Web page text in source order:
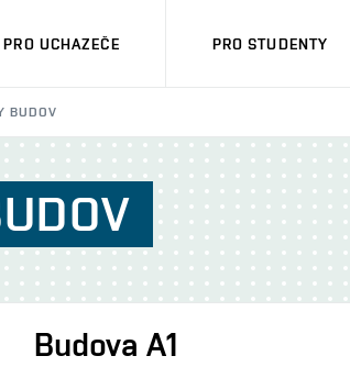
PRO UCHAZEČE PRO STUDENTY
BUDOV
Budova A1